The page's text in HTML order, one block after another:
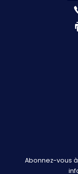
Abonnez-vous